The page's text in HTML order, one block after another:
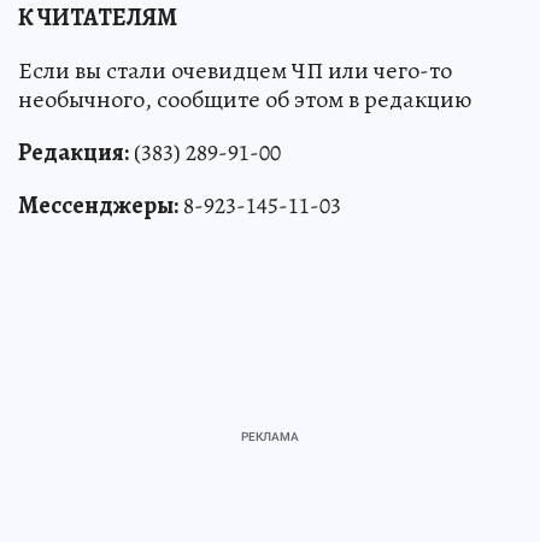
К ЧИТАТЕЛЯМ
Если вы стали очевидцем ЧП или чего-то
необычного, сообщите об этом в редакцию
Редакция:(383) 289-91-00
Мессенджеры:8-923-145-11-03